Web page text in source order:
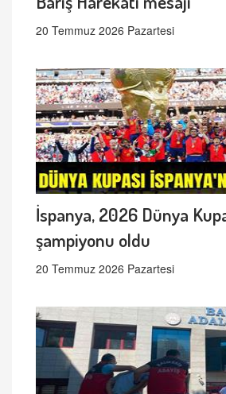
20 Temmuz 2026 Pazartesi
İspanya, 2026 Dünya
şampiyonu oldu
20 Temmuz 2026 Pazartesi